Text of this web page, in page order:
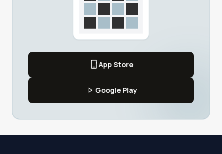
phone_iphoneApp Store
play_arrow Google Play